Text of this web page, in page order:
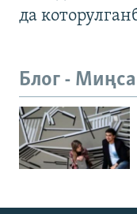
да
Блог -